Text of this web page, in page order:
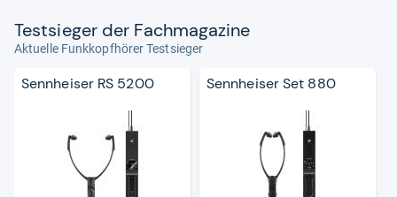
Test­sie­ger der Fach­ma­ga­zine
Aktuelle Funkkopfhörer Testsieger
Sennheiser RS 5200 Sennheiser Set 880